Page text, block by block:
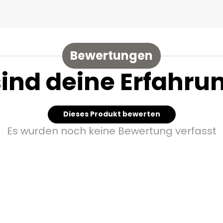
Bewertungen
deine
Dieses Produkt bewerten
Es wurden noch keine Bewertung verfasst